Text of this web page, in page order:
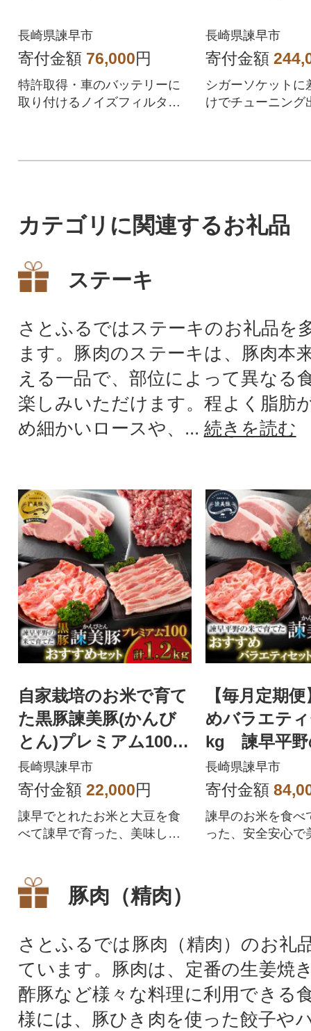
長崎県諫早市
寄付金額 76,000円
特許取得・車のバッテリーに
取り付けるノイズフィルター(1
長崎県諫早市
寄付金額
シガーソケットに
けでチューニング
カテゴリに関連するお礼品
ステーキ
さとふるではステーキのお礼品を
ます。豚肉のステーキは、豚肉本
える一品で、部位によって異なる
楽しみいただけます。程よく脂肪
め細かいロースや、... 続きを読む
自家栽培のお米で育て
た黒豚諫美豚(かんび
とん)プレミアム100
おすすめセット1.2kg
長崎県諫早市
寄付金額 22,000円
諌早でとれたお米と大豆を食
べて諌早で育った、美味しい
【毎月定期
めバラエテ
kg 諫早平野
てた諫美豚(
ん)全3回
長崎県諫早市
寄付金額
諫早のお米を食べ
った、安全安心で
豚肉（精肉）
さとふるでは豚肉（精肉）のお礼
ています。豚肉は、定番の生姜焼
酢豚など様々な料理に利用できる
様には、豚ひき肉を使った餃子や